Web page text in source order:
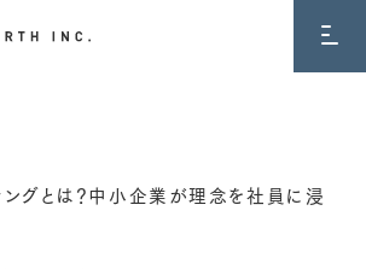
ングとは？中小企業が理念を社員に浸